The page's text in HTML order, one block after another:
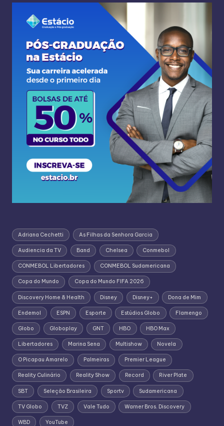
Adriana Cechetti As Filhas da Senhora Garcia
Audiencia da TV Band Chelsea Conmebol
CONMEBOL Libertadores CONMEBOL Sudamericana
Copa do Mundo Copa do Mundo FIFA 2026
Discovery Home & Health Disney Disney+ Dona de Mim
Endemol ESPN Esporte Estúdios Globo Flamengo
Globo Globoplay GNT HBO HBO Max
Libertadores Marina Sena Multishow Novela
O Picapau Amarelo Palmeiras Premier League
Reality Culinário Reality Show Record River Plate
SBT Seleção Brasileira Sportv Sudamericana
TV Globo TVZ Vale Tudo Warner Bros. Discovery
WBD YouTube